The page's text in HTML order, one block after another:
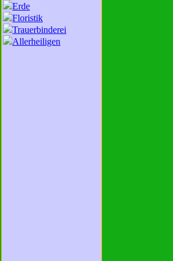
Erde
Floristik
Trauerbinderei
Allerheiligen